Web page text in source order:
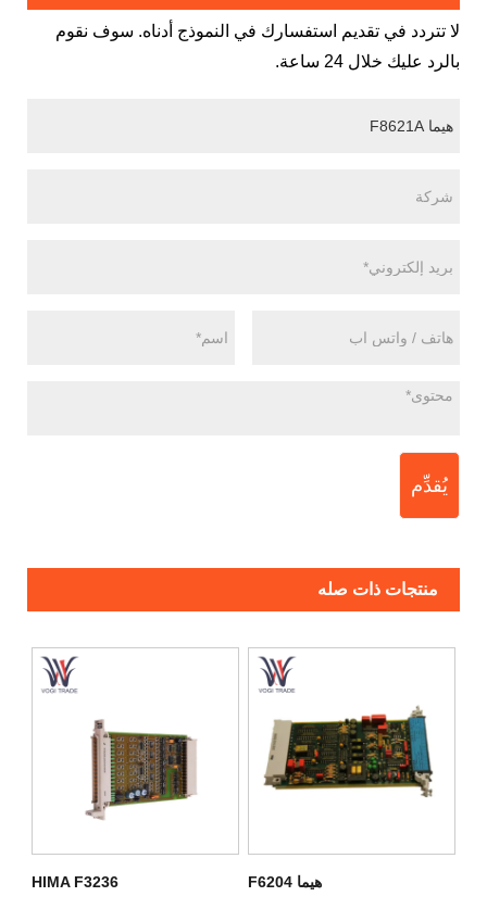
لا تتردد في تقديم استفسارك في النموذج أدناه. سوف نقوم
بالرد عليك خلال 24 ساعة.
يُقدِّم
منتجات ذات صله
HIMA F3236 هيما F6204